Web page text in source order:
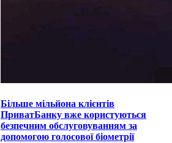
Більше мільйона клієнтів
ПриватБанку вже користуються
безпечним обслуговуванням за
допомогою голосової біометрії